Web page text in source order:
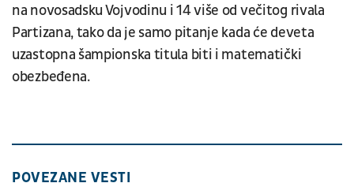
na novosadsku Vojvodinu i 14 više od večitog rivala
Partizana, tako da je samo pitanje kada će deveta
uzastopna šampionska titula biti i matematički
obezbeđena.
POVEZANE VESTI